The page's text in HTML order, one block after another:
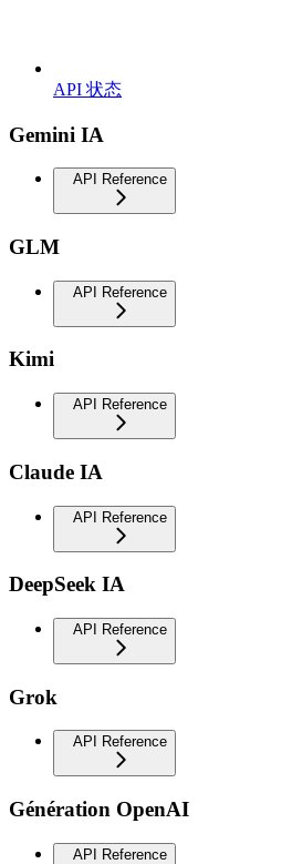
API 状态
Gemini IA
API Reference
GLM
API Reference
Kimi
API Reference
Claude IA
API Reference
DeepSeek IA
API Reference
Grok
API Reference
Génération OpenAI
API Reference